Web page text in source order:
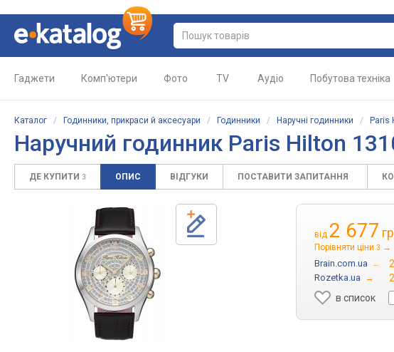
Гаджети Комп'ютери Фото TV Аудіо Побутова техніка
Каталог / Годинники, прикраси й аксесуари / Годинники / Наручні годинники / Paris
Наручний годинник Paris Hilton
ДЕ КУПИТИ 3 ОПИС ВІДГУКИ ПОСТАВИТИ ЗАПИТАННЯ
від 2 677
Порівняти ціни 3 →
Brain.com.ua →
Rozetka.ua →
в список